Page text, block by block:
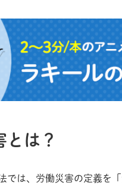
とは？
では、労働災害の定義を